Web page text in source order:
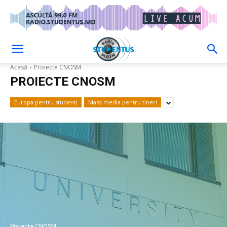
Acasă Proiecte CNOSM
PROIECTE CNOSM
Europa pentru studenți Mass-media pentru tineri